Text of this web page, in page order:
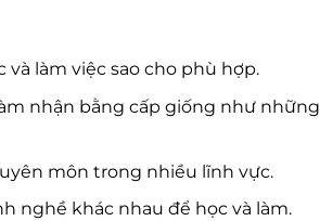
và làm việc sao cho phù hợp.
nhận bằng cấp giống như
môn trong nhiều lĩnh vực.
nghề khác nhau để học và làm.